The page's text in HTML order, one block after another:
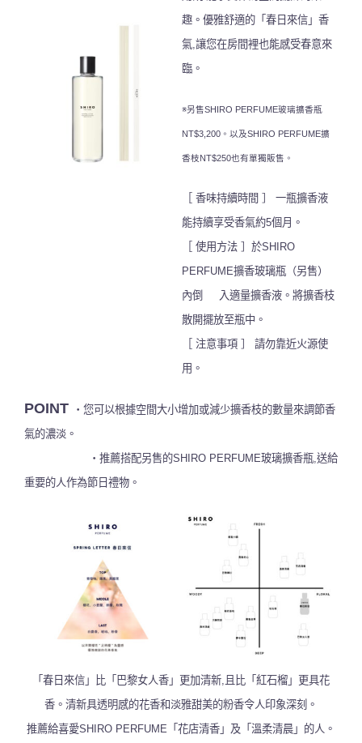
趣。優雅舒適的「春日來信」香
氣,讓您在房間裡也能感受春意來
臨。
※另售SHIRO PERFUME玻璃擴香瓶
NT$3,200。以及SHIRO PERFUME擴
香枝NT$250也有單獨販售。
［ 香味持續時間 ］ 一瓶擴香液
能持續享受香氣約5個月。
［ 使用方法 ］於SHIRO
PERFUME擴香玻璃瓶（另售）
內倒 入適量擴香液。 將擴香枝
散開擺放至瓶中。
［ 注意事項 ］ 請勿靠近火源使
用。
POINT
・您可以根據空間大小增加或減少擴香枝的數量來調節香
氣的濃淡。
・推薦搭配另售的SHIRO PERFUME玻璃擴香瓶,送給
重要的人作為節日禮物。
「春日來信」比「巴黎女人香」更加清新,且比「紅石榴」更具花
香。清新具透明感的花香和淡雅甜美的粉香令人印象深刻。
推薦給喜愛SHIRO PERFUME「花店清香」及「溫柔清晨」的人。